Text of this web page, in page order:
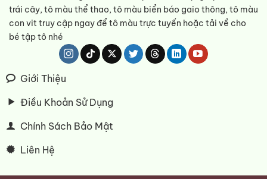
trái cây, tô màu thể thao, tô màu biển báo gaio thông, tô màu
con vit truy cập ngay để tô màu trực tuyến hoặc tải về cho
bé tập tô nhé
Giới Thiệu
Điều Khoản Sử Dụng
Chính Sách Bảo Mật
Liên Hệ